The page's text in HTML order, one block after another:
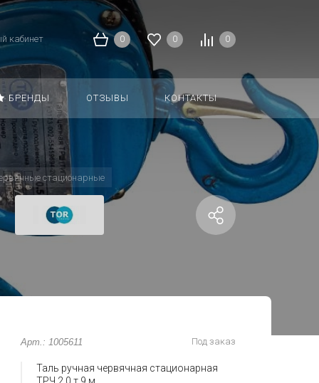
кабинет 0 0 0
БРЕНДЫ ОТЗЫВЫ КОНТАКТЫ
стационарные
Арт.: 1005611 Под заказ
Таль ручная червячная стационарная